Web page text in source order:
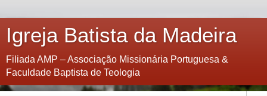
Igreja Batista da Madeira
Filiada AMP – Associação Missionária Portuguesa &
Faculdade Baptista de Teologia